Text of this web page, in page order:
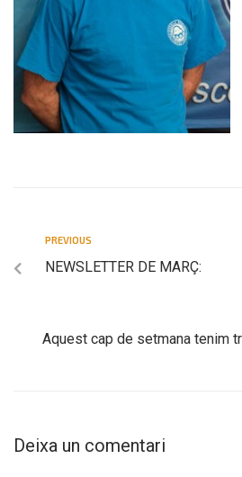
PREVIOUS
NEWSLETTER DE MARÇ:
Aquest cap de setmana tenim
Deixa un comentari